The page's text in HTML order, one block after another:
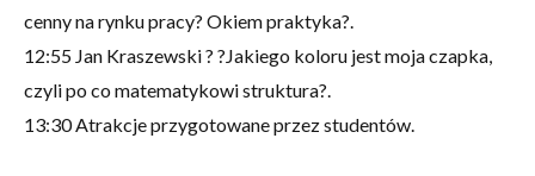
cenny na rynku pracy? Okiem praktyka?.
12:55 Jan Kraszewski ? ?Jakiego koloru jest moja czapka,
czyli po co matematykowi struktura?.
13:30 Atrakcje przygotowane przez studentów.